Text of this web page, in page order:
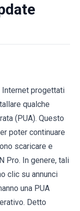
progettati
qualche
(PUA). Questo
poter continuare
scaricare e
Pro. In genere, tali
clic su annunci
una PUA
Detto